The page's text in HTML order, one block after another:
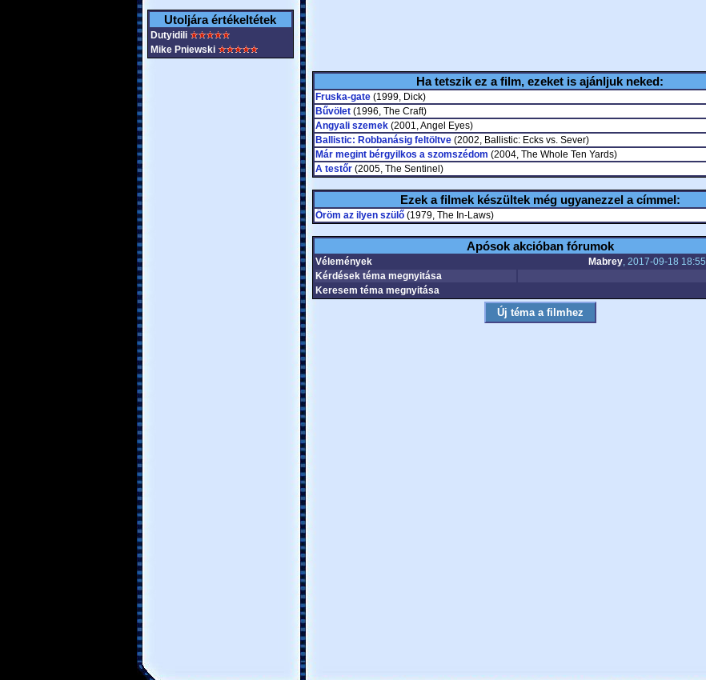
Utoljára értékeltétek
Dutyidili
Mike Pniewski
Ha tetszik ez a film, ezeket is ajánljuk neked:
Fruska-gate(1999, Dick)
Bűvölet(1996, The Craft)
Angyali szemek(2001, Angel Eyes)
Ballistic: Robbanásig feltöltve(2002, Ballistic: Ecks vs. Sever)
Már megint bérgyilkos a szomszédom (2004, The Whole Ten Yards)
A testőr(2005, The Sentinel)
Ezek a filmek készültek még ugyanezzel a címmel:
Öröm az ilyen szülő(1979, The In-Laws)
Apósok akcióban fórumok
Vélemények Mabrey, 2017-09-18 18:55
Kérdések téma megnyitása
Keresem téma megnyitása